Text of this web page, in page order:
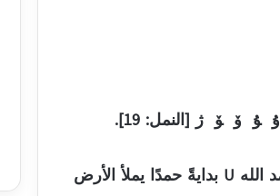
، فلا يسعني إلا أن أحمد الله U بدايةً حمدًا يملأ الأرض